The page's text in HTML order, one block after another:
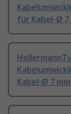
für Kabel-Ø 7
Kabel-Ø 7